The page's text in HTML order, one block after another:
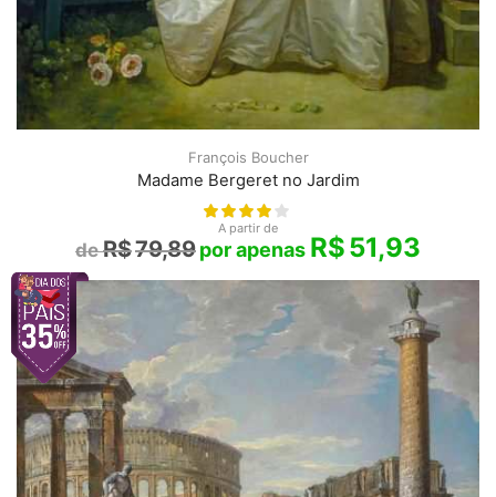
François Boucher
Madame Bergeret no Jardim
A partir de
R$79,89 R$51,93